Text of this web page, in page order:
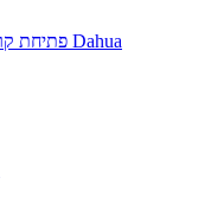
פתיחת קריאת שירות מצלמות אבטחה Dahua